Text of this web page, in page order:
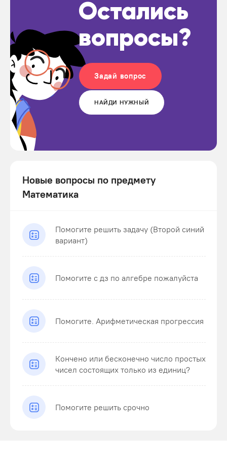
Остались
вопросы?
Задай вопрос
НАЙДИ НУЖНЫЙ
Новые вопросы по предмету
Математика
Помогите решить задачу (Второй синий
вариант)
Помогите с дз по алгебре пожалуйста
Помогите. Арифметическая прогрессия
Кончено или бесконечно число простых
чисел состоящих только из единиц?
Помогите решить срочно